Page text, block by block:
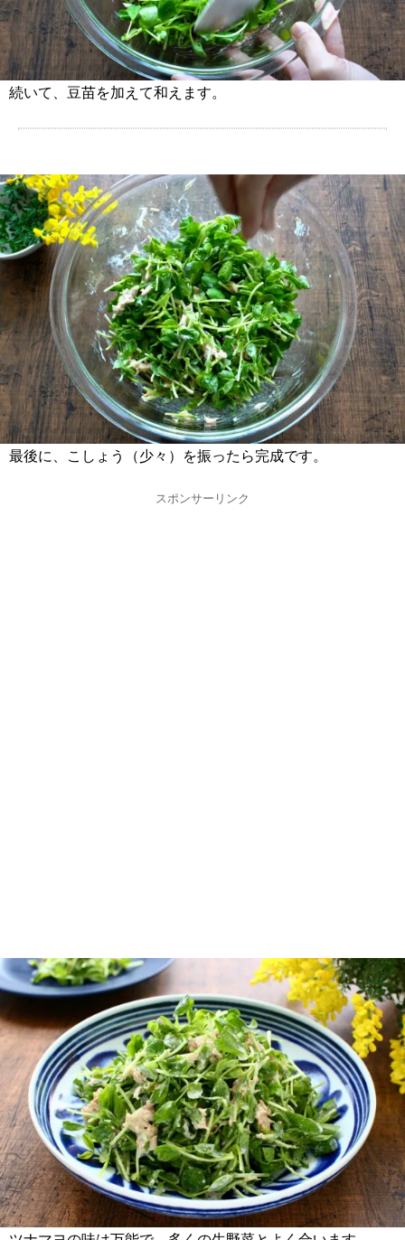
続いて、豆苗を加えて和えます。
最後に、こしょう（少々）を振ったら完成です。
スポンサーリンク